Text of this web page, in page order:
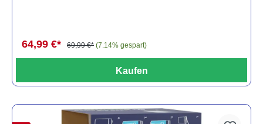
64,99 €* 69,99 €* (7.14% gespart)
Kaufen